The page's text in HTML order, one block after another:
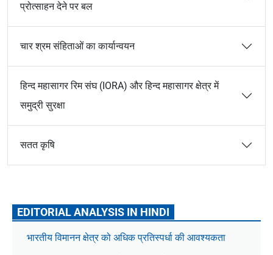
प्रोत्साहन देने पर बल
चार श्रम संहिताओं का कार्यान्वयन
हिन्द महासागर रिम संघ (IORA) और हिन्द महासागर क्षेत्र में
समुद्री सुरक्षा
सतत कृषि
EDITORIAL ANALYSIS IN HINDI
भारतीय विमानन क्षेत्र को अधिक प्रतिस्पर्धा की आवश्यकता